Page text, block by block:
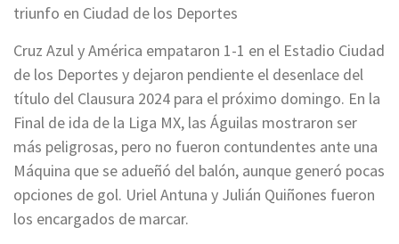
triunfo en Ciudad de los Deportes
Cruz Azul y América empataron 1-1 en el Estadio Ciudad
de los Deportes y dejaron pendiente el desenlace del
título del Clausura 2024 para el próximo domingo. En la
Final de ida de la Liga MX, las Águilas mostraron ser
más peligrosas, pero no fueron contundentes ante una
Máquina que se adueñó del balón, aunque generó pocas
opciones de gol. Uriel Antuna y Julián Quiñones fueron
los encargados de marcar.